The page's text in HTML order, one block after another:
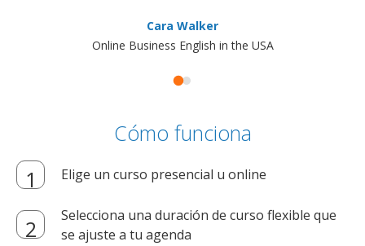
Cara Walker
Online Business English in the USA
Cómo funciona
Elige un curso presencial u online
Selecciona una duración de curso flexible que
se ajuste a tu agenda